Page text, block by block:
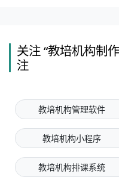
关注 “教培机构制
注
教培机构管理软件
教培机构小程序
教培机构排课系统